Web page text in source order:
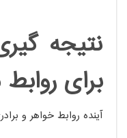
نتیجه
برای
آینده روابط خواهر و